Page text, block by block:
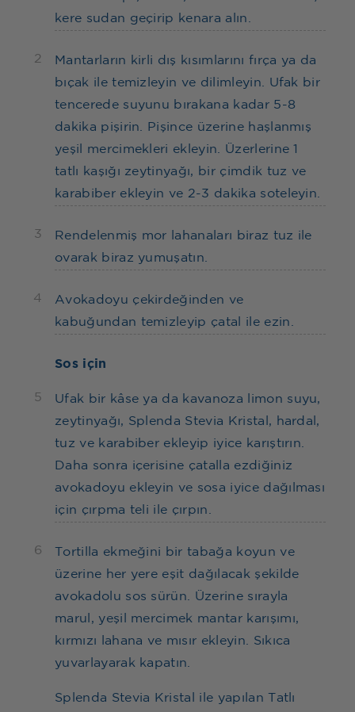
kere sudan geçirip kenara alın.
2
Mantarların kirli dış kısımlarını fırça ya da
bıçak ile temizleyin ve dilimleyin. Ufak bir
tencerede suyunu bırakana kadar 5-8
dakika pişirin. Pişince üzerine haşlanmış
yeşil mercimekleri ekleyin. Üzerlerine 1
tatlı kaşığı zeytinyağı, bir çimdik tuz ve
karabiber ekleyin ve 2-3 dakika soteleyin.
3
Rendelenmiş mor lahanaları biraz tuz ile
ovarak biraz yumuşatın.
4
Avokadoyu çekirdeğinden ve
kabuğundan temizleyip çatal ile ezin.
Sos için
5
Ufak bir kâse ya da kavanoza limon suyu,
zeytinyağı, Splenda Stevia Kristal, hardal,
tuz ve karabiber ekleyip iyice karıştırın.
Daha sonra içerisine çatalla ezdiğiniz
avokadoyu ekleyin ve sosa iyice dağılması
için çırpma teli ile çırpın.
6
Tortilla ekmeğini bir tabağa koyun ve
üzerine her yere eşit dağılacak şekilde
avokadolu sos sürün. Üzerine sırayla
marul, yeşil mercimek mantar karışımı,
kırmızı lahana ve mısır ekleyin. Sıkıca
yuvarlayarak kapatın.
Splenda Stevia Kristal ile yapılan Tatlı